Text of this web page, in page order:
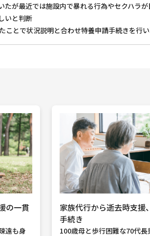
たが最近では施設内で暴れる行為やセクハラ
いと判断
ことで状況説明と合わせ特養申請手続きを行
の一貫
遠も身
家族代行から逝去時支援
手続き
100歳母と歩行困難な70代長